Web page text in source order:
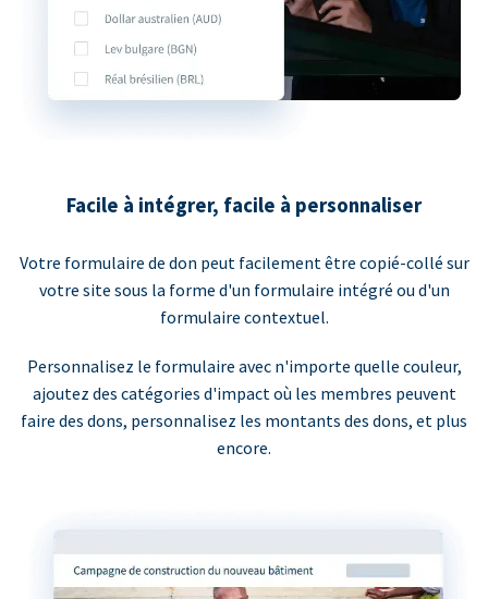
Facile à intégrer, facile à personnaliser
Votre formulaire de don peut facilement être copié-collé sur
votre site sous la forme d'un formulaire intégré ou d'un
formulaire contextuel.
Personnalisez le formulaire avec n'importe quelle couleur,
ajoutez des catégories d'impact où les membres peuvent
faire des dons, personnalisez les montants des dons, et plus
encore.